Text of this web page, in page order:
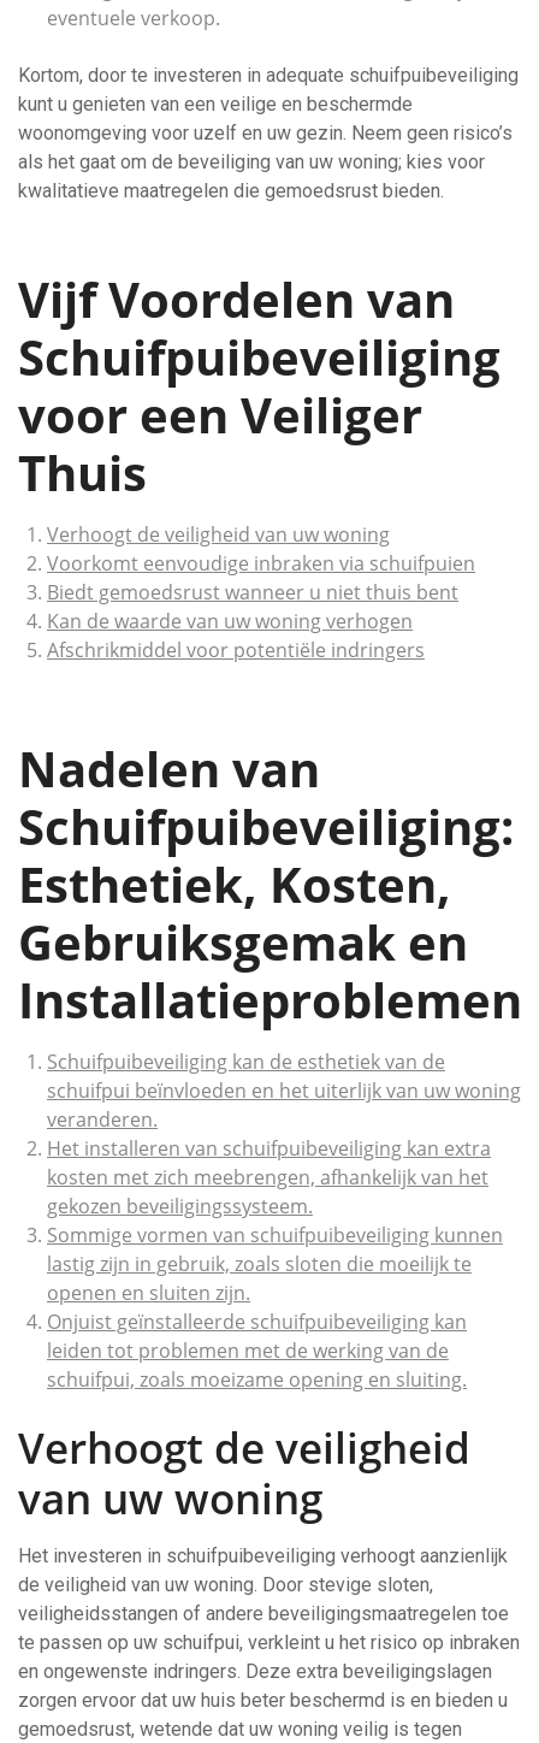
eventuele verkoop.
Kortom, door te investeren in adequate schuifpuibeveiliging
kunt u genieten van een veilige en beschermde
woonomgeving voor uzelf en uw gezin. Neem geen risico’s
als het gaat om de beveiliging van uw woning; kies voor
kwalitatieve maatregelen die gemoedsrust bieden.
Vijf Voordelen van
Schuifpuibeveiliging
voor een Veiliger
Thuis
Verhoogt de veiligheid van uw woning
Voorkomt eenvoudige inbraken via schuifpuien
Biedt gemoedsrust wanneer u niet thuis bent
Kan de waarde van uw woning verhogen
Afschrikmiddel voor potentiële indringers
Nadelen van
Schuifpuibeveiliging:
Esthetiek, Kosten,
Gebruiksgemak en
Installatieproblemen
Schuifpuibeveiliging kan de esthetiek van de
schuifpui beïnvloeden en het uiterlijk van uw woning
veranderen.
Het installeren van schuifpuibeveiliging kan extra
kosten met zich meebrengen, afhankelijk van het
gekozen beveiligingssysteem.
Sommige vormen van schuifpuibeveiliging kunnen
lastig zijn in gebruik, zoals sloten die moeilijk te
openen en sluiten zijn.
Onjuist geïnstalleerde schuifpuibeveiliging kan
leiden tot problemen met de werking van de
schuifpui, zoals moeizame opening en sluiting.
Verhoogt de veiligheid
van uw woning
Het investeren in schuifpuibeveiliging verhoogt aanzienlijk
de veiligheid van uw woning. Door stevige sloten,
veiligheidsstangen of andere beveiligingsmaatregelen toe
te passen op uw schuifpui, verkleint u het risico op inbraken
en ongewenste indringers. Deze extra beveiligingslagen
zorgen ervoor dat uw huis beter beschermd is en bieden u
gemoedsrust, wetende dat uw woning veilig is tegen